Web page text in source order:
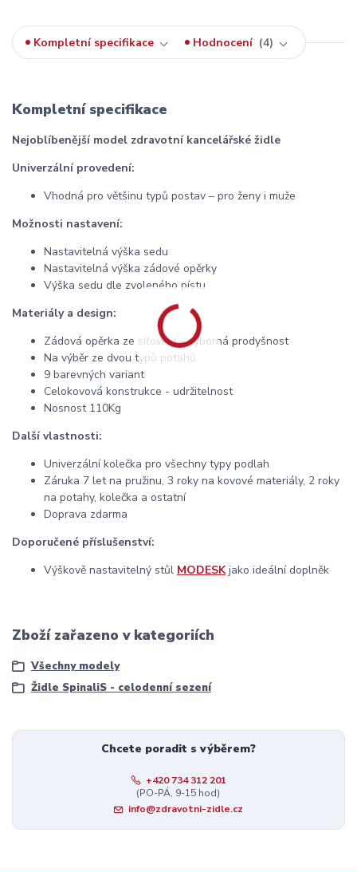
Kompletní specifikace Hodnocení 4
Kompletní specifikace
Nejoblíbenější model zdravotní kancelářské židle
Univerzální provedení:
Vhodná pro většinu typů postav – pro ženy i muže
Možnosti nastavení:
Nastavitelná výška sedu
Nastavitelná výška zádové opěrky
Výška sedu dle zvoleného pístu
Materiály a design:
Zádová opěrka ze síťoviny – výborná prodyšnost
Na výběr ze dvou typů potahů
9 barevných variant
Celokovová konstrukce - udržitelnost
Nosnost 110Kg
Další vlastnosti:
Univerzální kolečka pro všechny typy podlah
Záruka 7 let na pružinu, 3 roky na kovové materiály, 2 roky
na potahy, kolečka a ostatní
Doprava zdarma
Doporučené příslušenství:
Výškově nastavitelný stůl MODESKjako ideální doplněk
Zboží zařazeno v kategoriích
Všechny modely
Židle SpinaliS - celodenní sezení
Chcete poradit s výběrem?
+420 734 312 201
(PO-PÁ, 9-15 hod)
info@zdravotni-zidle.cz